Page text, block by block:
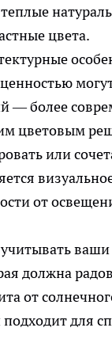
цвета.
— более
цветовым
или
от
должна
от
для